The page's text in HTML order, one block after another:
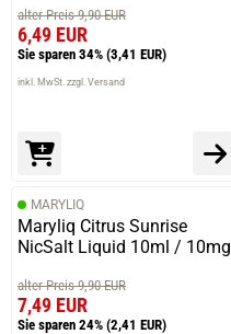
alter Preis 9,90 EUR
6,49 EUR
Sie sparen 34% (3,41 EUR)
inkl. MwSt. zzgl. Versand
MARYLIQ
Maryliq Citrus Sunrise
NicSalt Liquid 10ml / 10mg
alter Preis 9,90 EUR
7,49 EUR
Sie sparen 24% (2,41 EUR)